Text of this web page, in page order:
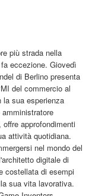
più strada nella
eccezione. Giovedì
di Berlino presenta
del commercio al
la sua esperienza
approfondimenti
attività quotidiana.
nel mondo del
digitale di
costellata di esempi
sua vita lavorativa.